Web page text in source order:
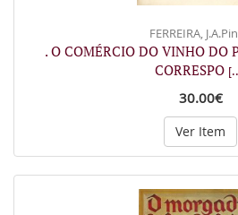
FERREIRA,
. O COMÉRCIO DO VINHO DO
CORRESPO
30.00€
Ver Item